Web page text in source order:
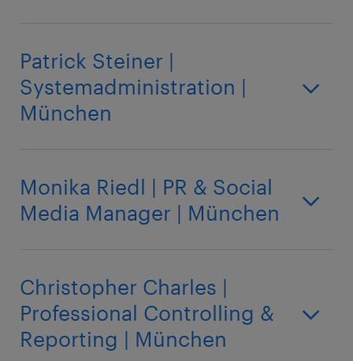
Patrick Steiner |
Systemadministration |
München
Monika Riedl | PR & Social
Media Manager | München
Christopher Charles |
Professional Controlling &
Reporting | München